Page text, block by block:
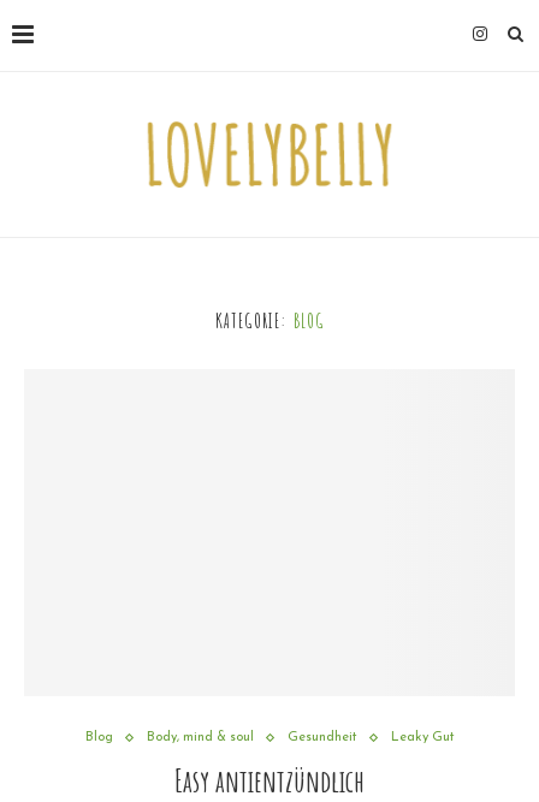
KATEGORIE: BLOG
Blog Body, mind & soul Gesundheit Leaky Gut
Easy antientzündlich